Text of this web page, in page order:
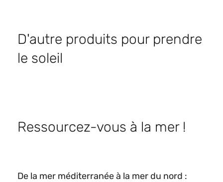
D'autre produits pour prendre
le soleil
Ressourcez-vous à la mer !
De la mer méditerranée à la mer du nord :